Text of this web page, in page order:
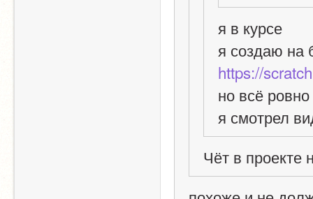
я в курсе
https://
но всё
я смотрел
Чёт в проекте